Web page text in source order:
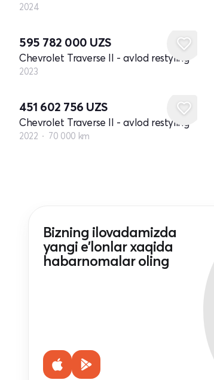
2024
595 782 000 UZS
Chevrolet Traverse II - avlod restyling
2023
451 602 756 UZS
Chevrolet Traverse II - avlod restyling
2022 70 000 km
Bizning ilovadamizda
yangi e'lonlar xaqida
habarnomalar oling